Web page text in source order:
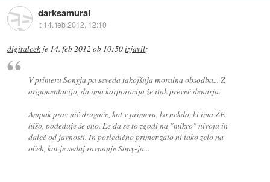
darksamurai
:: 14. feb 2012, 12:10
digitalcek je 14. feb 2012 ob 10:50izjavil:
V primeru Sonyja pa seveda takojšnja moralna obsodba... Z
argumentacijo, da ima korporacija že itak preveč denarja.
Ampak prav nič drugače, kot v primeru, ko nekdo, ki ima ŽE
hišo, podeduje še eno. Le da se to zgodi na "mikro" nivoju in
daleč od javnosti. In posledično primer zato ni tako zelo na
očeh, kot je sedaj ravnanje Sony-ja...